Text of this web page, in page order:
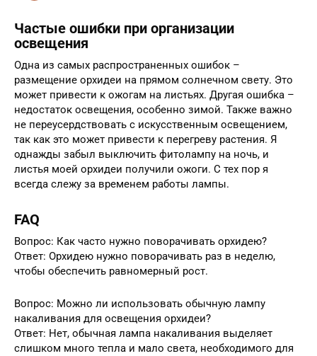
Частые ошибки при организации
освещения
Одна из самых распространенных ошибок –
размещение орхидеи на прямом солнечном свету. Это
может привести к ожогам на листьях. Другая ошибка –
недостаток освещения, особенно зимой. Также важно
не переусердствовать с искусственным освещением,
так как это может привести к перегреву растения. Я
однажды забыл выключить фитолампу на ночь, и
листья моей орхидеи получили ожоги. С тех пор я
всегда слежу за временем работы лампы.
FAQ
Вопрос: Как часто нужно поворачивать орхидею?
Ответ: Орхидею нужно поворачивать раз в неделю,
чтобы обеспечить равномерный рост.
Вопрос: Можно ли использовать обычную лампу
накаливания для освещения орхидеи?
Ответ: Нет, обычная лампа накаливания выделяет
слишком много тепла и мало света, необходимого для